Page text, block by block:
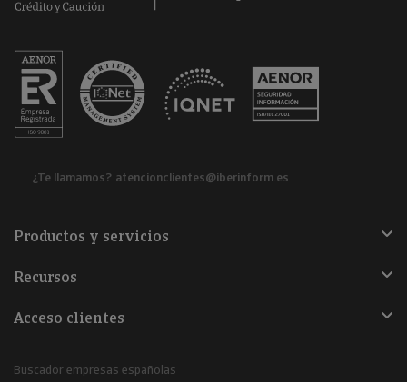
¿Te llamamos? atencionclientes@iberinform.es
Productos y servicios
Recursos
Acceso clientes
Buscador empresas españolas